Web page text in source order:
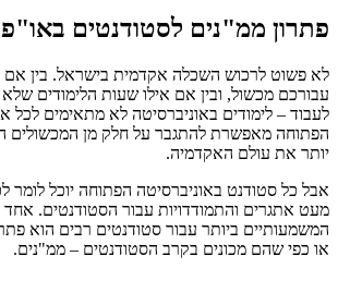
פתרון ממ"נים לסטודנטים באו"פ
לא פשוט לרכוש השכלה אקדמית בישראל. בין אם
עבורכם מכשול, ובין אם אילו שעות הלימודים
לעבוד – לימודים באוניברסיטה לא מתאימים לכל
הפתוחה מאפשרת להתגבר על חלק מן המכשולים
יותר את עולם האקדמיה.
אבל כל סטודנט באוניברסיטה הפתוחה יוכל
מעט אתגרים והתמודדויות עבור הסטודנטים.
המשמעותיים ביותר עבור סטודנטים רבים הוא
או כפי שהם מכונים בקרב הסטודנטים – ממ"נים.